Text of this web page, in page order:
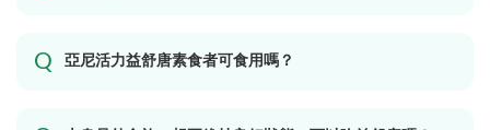
亞尼活力益舒唐素食者可食用嗎？